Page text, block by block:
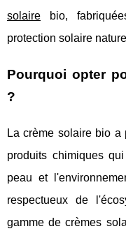
solaire bio,
protection solaire
Pourquoi opter
?
La crème solaire bio a
produits chimiques
peau et
respectueux de
gamme de crèmes